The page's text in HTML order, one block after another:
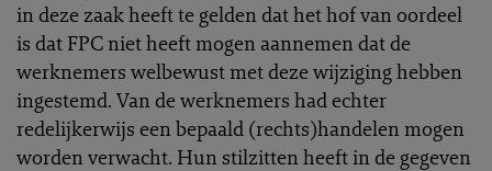
in deze zaak heeft te gelden dat het hof van oordeel
is dat FPC niet heeft mogen aannemen dat de
werknemers welbewust met deze wijziging hebben
ingestemd. Van de werknemers had echter
redelijkerwijs een bepaald (rechts)handelen mogen
worden verwacht. Hun stilzitten heeft in de gegeven